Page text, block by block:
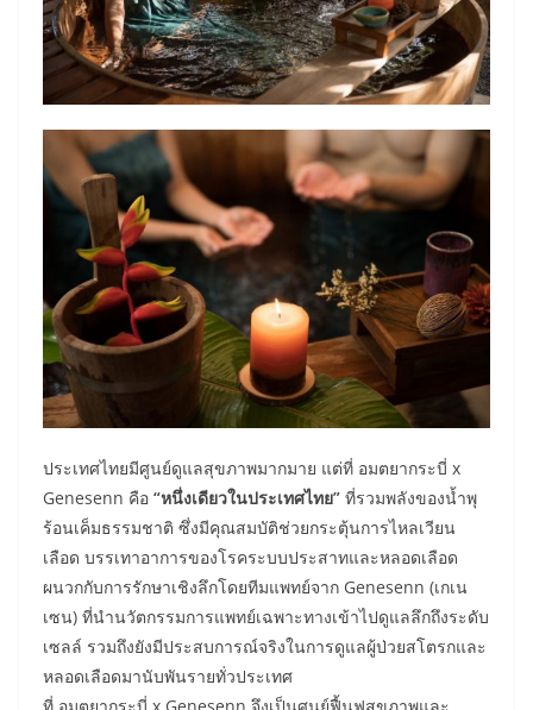
ประเทศไทยมีศูนย์ดูแลสุขภาพมากมาย แต่ที่ อมตยากระบี่ x
Genesenn คือ “หนึ่งเดียวในประเทศไทย” ที่รวมพลังของน้ำพุ
ร้อนเค็มธรรมชาติ ซึ่งมีคุณสมบัติช่วยกระตุ้นการไหลเวียน
เลือด บรรเทาอาการของโรคระบบประสาทและหลอดเลือด
ผนวกกับการรักษาเชิงลึกโดยทีมแพทย์จาก Genesenn (เกเน
เซน) ที่นำนวัตกรรมการแพทย์เฉพาะทางเข้าไปดูแลลึกถึงระดับ
เซลล์ รวมถึงยังมีประสบการณ์จริงในการดูแลผู้ป่วยสโตรกและ
หลอดเลือดมานับพันรายทั่วประเทศ